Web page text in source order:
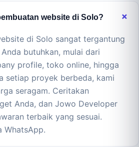
website di Solo?
di Solo sangat tergantung
butuhkan, mulai dari
profile, toko online, hingga
setiap proyek berbeda, kami
seragam. Ceritakan
Anda, dan Jowo Developer
terbaik yang sesuai.
WhatsApp.